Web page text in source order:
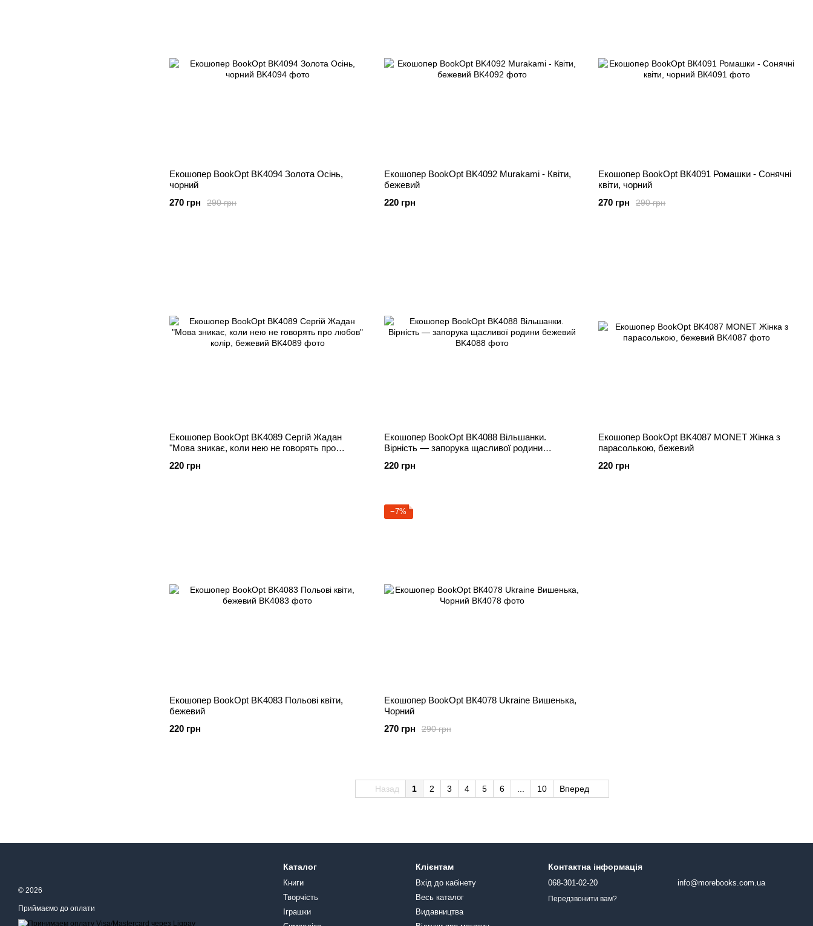
Екошопер BookOpt BK4094 Золота Осінь,
чорний
290 грн
270 грн
Екошопер BookOpt BK4092 Murakami - Квіти,
бежевий
220 грн
Екошопер BookOpt ВК4091 Ромашки - Сонячні
квіти, чорний
290 грн
270 грн
Екошопер BookOpt BK4089 Сергій Жадан
"Мова зникає, коли нею не говорять про
220 грн
Екошопер BookOpt BK4088 Вільшанки.
Вірність — запорука щасливої родини
220 грн
Екошопер BookOpt BK4087 MONET Жінка з
парасолькою, бежевий
220 грн
Екошопер BookOpt BK4083 Польові квіти,
бежевий
220 грн
−7%
Екошопер BookOpt ВК4078 Ukraine Вишенька,
Чорний
290 грн
270 грн
Назад 1 2 3 4 5 6 10 Вперед
© 2026
Приймаємо до оплати
Каталог
Книги
Творчість
Іграшки
Клієнтам
Вхід до кабінету
Весь каталог
Видавництва
Контактна інформація
068-301-02-20
Передзвонити вам?
info@morebooks.com.ua